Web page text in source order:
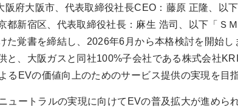
府大阪市、代表取締役社長CEO：藤原 正隆、以
都新宿区、代表取締役社長：麻生 浩司、以下「Ｓ
た覚書を締結し、2026年6月から本格検討を開始
と、大阪ガスと同社100%子会社である株式会社
るEVの価値向上のためのサービス提供の実現を目指
ュートラルの実現に向けてEVの普及拡大が進めら